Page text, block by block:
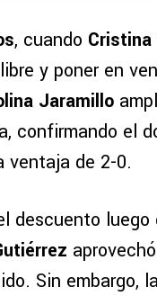
, cuando Cristina
y poner en
Jaramillo
confirmando el
ventaja de 2-0.
descuento luego
Sin embargo,